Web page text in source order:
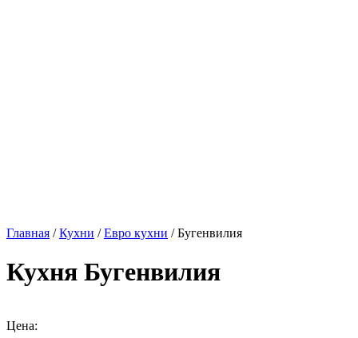
Главная /Кухни /Евро кухни / Бугенвилия
Кухня Бугенвилия
Цена: